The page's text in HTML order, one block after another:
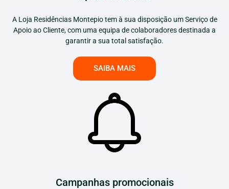
A Loja Residências Montepio tem à sua disposição um Serviço de
Apoio ao Cliente, com uma equipa de colaboradores destinada a
garantir a sua total satisfação.
SAIBA MAIS
Campanhas promocionais